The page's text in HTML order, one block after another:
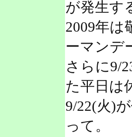
が発生す
2009年は
ーマンデ
さらに9/
た平日は
9/22(火)
って。